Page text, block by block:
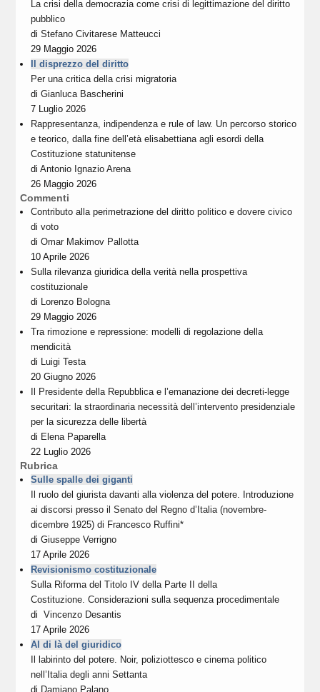
La crisi della democrazia come crisi di legittimazione del diritto
pubblico
diStefano Civitarese Matteucci
29 Maggio 2026
Il disprezzo del diritto
Per una critica della crisi migratoria
diGianluca Bascherini
7 Luglio 2026
Rappresentanza, indipendenza e rule of law. Un percorso storico
e teorico, dalla fine dell’età elisabettiana agli esordi della
Costituzione statunitense
diAntonio Ignazio Arena
26 Maggio 2026
Commenti
Contributo alla perimetrazione del diritto politico e dovere civico
di voto
diOmar Makimov Pallotta
10 Aprile 2026
Sulla rilevanza giuridica della verità nella prospettiva
costituzionale
di Lorenzo Bologna
29 Maggio 2026
Tra rimozione e repressione: modelli di regolazione della
mendicità
di Luigi Testa
20 Giugno 2026
Il Presidente della Repubblica e l’emanazione dei decreti-legge
securitari: la straordinaria necessità dell’intervento presidenziale
per la sicurezza delle libertà
di Elena Paparella
22 Luglio 2026
Rubrica
Sulle spalle dei giganti
Il ruolo del giurista davanti alla violenza del potere. Introduzione
ai discorsi presso il Senato del Regno d’Italia (novembre-
dicembre 1925) di Francesco Ruffini*
diGiuseppe Verrigno
17 Aprile 2026
Revisionismo costituzionale
Sulla Riforma del Titolo IV della Parte II della
Costituzione. Considerazioni sulla sequenza procedimentale
diVincenzo Desantis
17 Aprile 2026
Al di là del giuridico
Il labirinto del potere. Noir, poliziottesco e cinema politico
nell’Italia degli anni Settanta
di Damiano Palano